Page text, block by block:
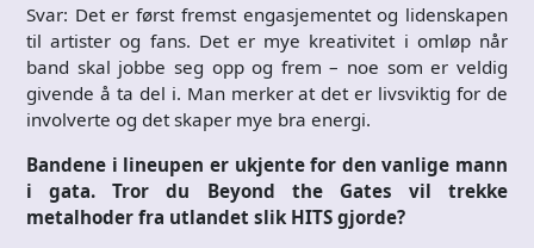
Svar: Det er først fremst engasjementet og lidenskapen
til artister og fans. Det er mye kreativitet i omløp når
band skal jobbe seg opp og frem – noe som er veldig
givende å ta del i. Man merker at det er livsviktig for de
involverte og det skaper mye bra energi.
Bandene i lineupen er ukjente for den vanlige mann
i gata. Tror du Beyond the Gates vil trekke
metalhoder fra utlandet slik HITS gjorde?